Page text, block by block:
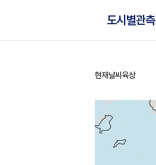
도시별관측
홈
현재날씨 육상